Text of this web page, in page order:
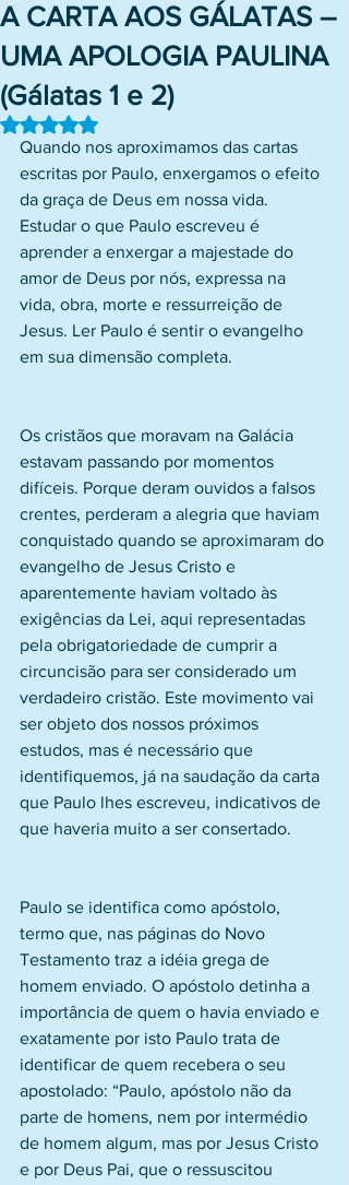
A CARTA AOS GÁLATAS –
UMA APOLOGIA PAULINA
(Gálatas 1 e 2)
Avaliado com NaN de 5 estrelas.
Quando nos aproximamos das cartas
escritas por Paulo, enxergamos o efeito
da graça de Deus em nossa vida.
Estudar o que Paulo escreveu é
aprender a enxergar a majestade do
amor de Deus por nós, expressa na
vida, obra, morte e ressurreição de
Jesus. Ler Paulo é sentir o evangelho
em sua dimensão completa.
Os cristãos que moravam na Galácia
estavam passando por momentos
difíceis. Porque deram ouvidos a falsos
crentes, perderam a alegria que haviam
conquistado quando se aproximaram do
evangelho de Jesus Cristo e
aparentemente haviam voltado às
exigências da Lei, aqui representadas
pela obrigatoriedade de cumprir a
circuncisão para ser considerado um
verdadeiro cristão. Este movimento vai
ser objeto dos nossos próximos
estudos, mas é necessário que
identifiquemos, já na saudação da carta
que Paulo lhes escreveu, indicativos de
que haveria muito a ser consertado.
Paulo se identifica como apóstolo,
termo que, nas páginas do Novo
Testamento traz a idéia grega de
homem enviado. O apóstolo detinha a
importância de quem o havia enviado e
exatamente por isto Paulo trata de
identificar de quem recebera o seu
apostolado: “Paulo, apóstolo não da
parte de homens, nem por intermédio
de homem algum, mas por Jesus Cristo
e por Deus Pai, que o ressuscitou